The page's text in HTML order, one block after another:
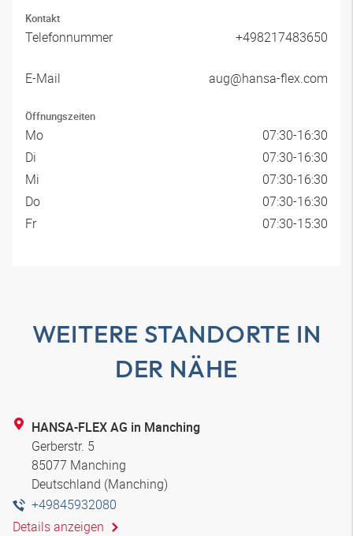
Kontakt
Telefonnummer +498217483650
E-Mail aug@hansa-flex.com
Öffnungszeiten
Mo
07:30-16:30
Di
07:30-16:30
Mi
07:30-16:30
Do
07:30-16:30
Fr
07:30-15:30
WEITERE STANDORTE IN
DER NÄHE
HANSA-FLEX AG in Manching
Gerberstr. 5
85077 Manching
Deutschland (Manching)
+49845932080
Details anzeigen